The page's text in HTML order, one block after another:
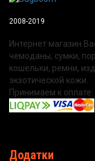
2008-2019
Интернет магазин
чемоданы, сумки,
кошельки, ремни,
экзотической кожи.
Принимаем к оплате:
Додатки